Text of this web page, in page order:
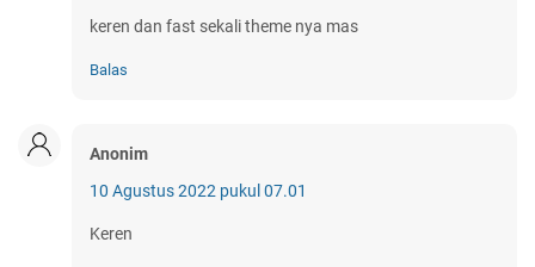
keren dan fast sekali theme nya mas
Balas
Anonim
10 Agustus 2022 pukul 07.01
Keren